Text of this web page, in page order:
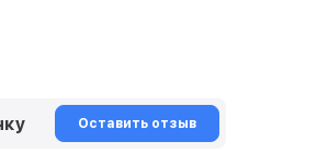
Оставить отзыв